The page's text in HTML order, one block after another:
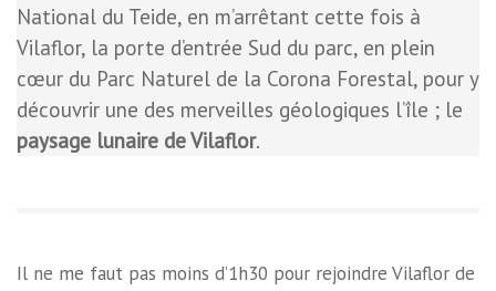
National du Teide, en m’arrêtant cette fois à
Vilaflor, la porte d’entrée Sud du parc, en plein
cœur du Parc Naturel de la Corona Forestal, pour y
découvrir une des merveilles géologiques l’île ; le
paysage lunaire de Vilaflor.
Il ne me faut pas moins d’1h30 pour rejoindre Vilaflor de